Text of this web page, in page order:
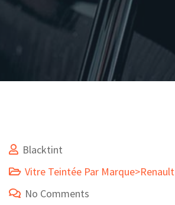
Blacktint
Vitre Teintée Par Marque>Renault
No Comments